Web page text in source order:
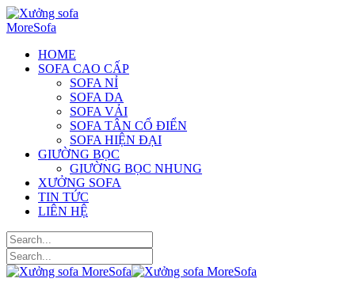
HOME
SOFA CAO CẤP
SOFA NỈ
SOFA DA
SOFA VẢI
SOFA TÂN CỔ ĐIỂN
SOFA HIỆN ĐẠI
GIƯỜNG BỌC
GIƯỜNG BỌC NHUNG
XƯỞNG SOFA
TIN TỨC
LIÊN HỆ